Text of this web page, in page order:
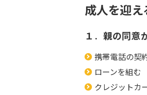
成人を迎
１ ． 親の同意
携帯電話の契
ローンを組む
クレジットカ